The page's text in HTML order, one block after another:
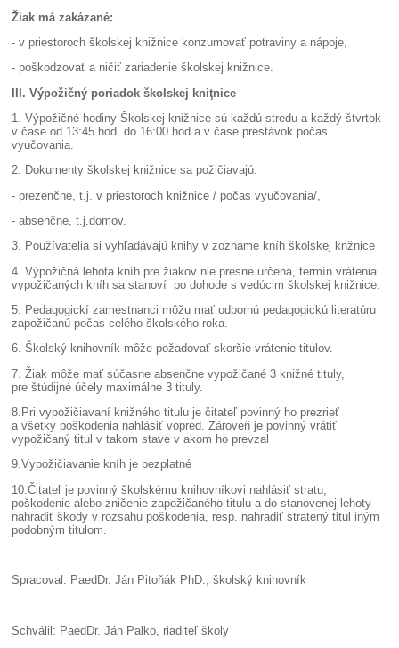
Žiak má zakázané:
- v priestoroch školskej knižnice konzumovať potraviny a nápoje,
- poškodzovať a ničiť zariadenie školskej knižnice.
III. Výpožičný poriadok školskej kniţnice
1. Výpožičné hodiny Školskej knižnice sú každú stredu a každý štvrtok
v čase od 13:45 hod. do 16:00 hod a v čase prestávok počas
vyučovania.
2. Dokumenty školskej knižnice sa požičiavajú:
- prezenčne, t.j. v priestoroch knižnice / počas vyučovania/,
- absenčne, t.j.domov.
3. Používatelia si vyhľadávajú knihy v zozname kníh školskej knžnice
4. Výpožičná lehota kníh pre žiakov nie presne určená, termín vrátenia
vypožičaných kníh sa stanoví po dohode s vedúcim školskej knižnice.
5. Pedagogickí zamestnanci môžu mať odbornú pedagogickú literatúru
zapožičanú počas celého školského roka.
6. Školský knihovník môže požadovať skoršie vrátenie titulov.
7. Žiak môže mať súčasne absenčne vypožičané 3 knižné tituly,
pre štúdijné účely maximálne 3 tituly.
8.Pri vypožičiavaní knižného titulu je čitateľ povinný ho prezrieť
a všetky poškodenia nahlásiť vopred. Zároveň je povinný vrátiť
vypožičaný titul v takom stave v akom ho prevzal
9.Vypožičiavanie kníh je bezplatné
10.Čitateľ je povinný školskému knihovníkovi nahlásiť stratu,
poškodenie alebo zničenie zapožičaného titulu a do stanovenej lehoty
nahradiť škody v rozsahu poškodenia, resp. nahradiť stratený titul iným
podobným titulom.
Spracoval: PaedDr. Ján Pitoňák PhD., školský knihovník
Schválil: PaedDr. Ján Palko, riaditeľ školy